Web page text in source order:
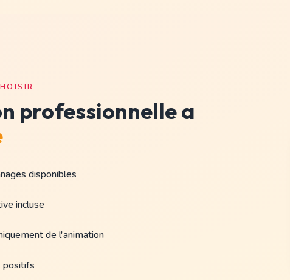
professionnelle a
disponibles
incluse
de l'animation
positifs